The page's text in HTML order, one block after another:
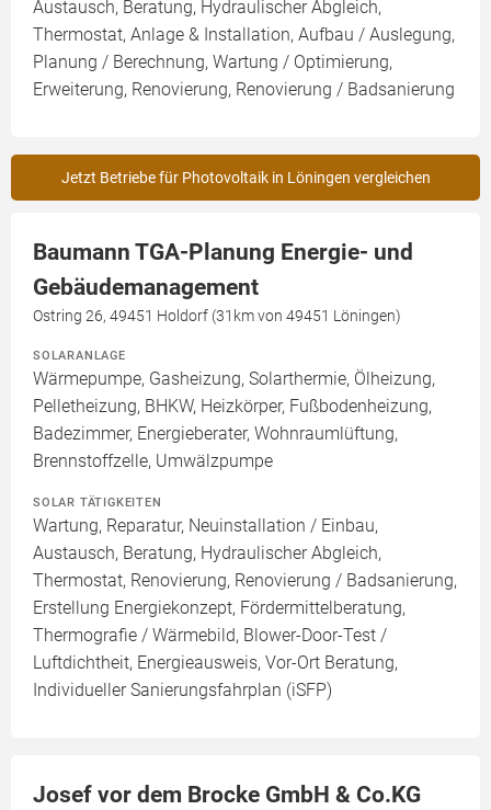
Austausch, Beratung, Hydraulischer Abgleich,
Thermostat, Anlage & Installation, Aufbau / Auslegung,
Planung / Berechnung, Wartung / Optimierung,
Erweiterung, Renovierung, Renovierung / Badsanierung
Jetzt Betriebe für Photovoltaik in Löningen vergleichen
Baumann TGA-Planung Energie- und
Gebäudemanagement
Ostring 26, 49451 Holdorf (31km von 49451 Löningen)
SOLARANLAGE
Wärmepumpe, Gasheizung, Solarthermie, Ölheizung,
Pelletheizung, BHKW, Heizkörper, Fußbodenheizung,
Badezimmer, Energieberater, Wohnraumlüftung,
Brennstoffzelle, Umwälzpumpe
SOLAR TÄTIGKEITEN
Wartung, Reparatur, Neuinstallation / Einbau,
Austausch, Beratung, Hydraulischer Abgleich,
Thermostat, Renovierung, Renovierung / Badsanierung,
Erstellung Energiekonzept, Fördermittelberatung,
Thermografie / Wärmebild, Blower-Door-Test /
Luftdichtheit, Energieausweis, Vor-Ort Beratung,
Individueller Sanierungsfahrplan (iSFP)
Josef vor dem Brocke GmbH & Co.KG